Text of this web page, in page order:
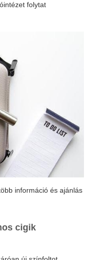
folytat
információ és ajánlás
cigik